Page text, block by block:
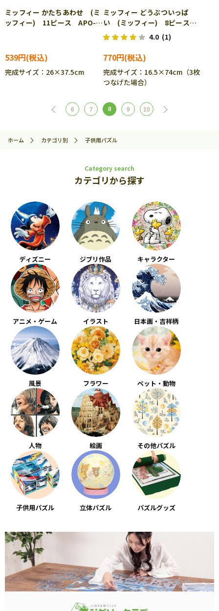
ミッフィー かたちあわせ (ミ
ッフィー) 11ピース APO-
539円
完成サイズ：26×37.5cm
ミッフィー どうぶついっぱ
い (ミッフィー) 8ピース
APO-24-200 ［CP-IT］
4.0 (1)
770円
完成サイズ：16.5×74cm（3枚
つなげた場合）
6 7 8 9 10
ホーム カテゴリ別 子供用パズル
Category search
カテゴリから探す
ディズニー ジブリ作品 キャラクター
アニメ・ゲーム イラスト 日本画・吉祥柄
風景 フラワー ペット・動物
人物 絵画 その他パズル
子供用パズル 立体パズル パズルグッズ